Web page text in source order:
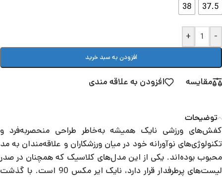
37.5
38
-
+
افزودن به سبد خرید
مقایسه افزودن به علاقه مندی
توضیحات
کفش‌های ورزشی نایک همیشه به‌خاطر طراحی منحصربه‌فرد و
تکنولوژی‌های نوآورانه خود در میان ورزشکاران و علاقه‌مندان به مد
محبوب بوده‌اند. یکی از این مدل‌های کلاسیک که همچنان در صدر
لیست‌های پرطرفدار قرار دارد، نایک ایر مکس 90 است. با گذشت